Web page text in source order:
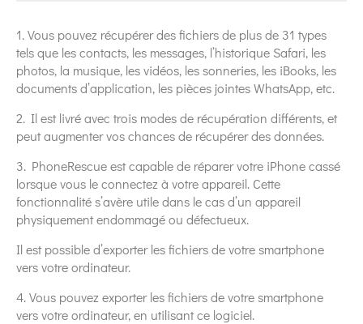
1. Vous pouvez récupérer des fichiers de plus de 31 types
tels que les contacts, les messages, l’historique Safari, les
photos, la musique, les vidéos, les sonneries, les iBooks, les
documents d’application, les pièces jointes WhatsApp, etc.
2. Il est livré avec trois modes de récupération différents, et
peut augmenter vos chances de récupérer des données.
3. PhoneRescue est capable de réparer votre iPhone cassé
lorsque vous le connectez à votre appareil. Cette
fonctionnalité s’avère utile dans le cas d’un appareil
physiquement endommagé ou défectueux.
Il est possible d’exporter les fichiers de votre smartphone
vers votre ordinateur.
4. Vous pouvez exporter les fichiers de votre smartphone
vers votre ordinateur, en utilisant ce logiciel.